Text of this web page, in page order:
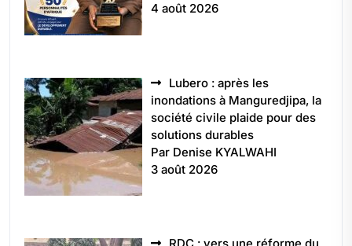
4 août 2026
Lubero : après les
inondations à Manguredjipa, la
société civile plaide pour des
solutions durables
Par Denise KYALWAHI
3 août 2026